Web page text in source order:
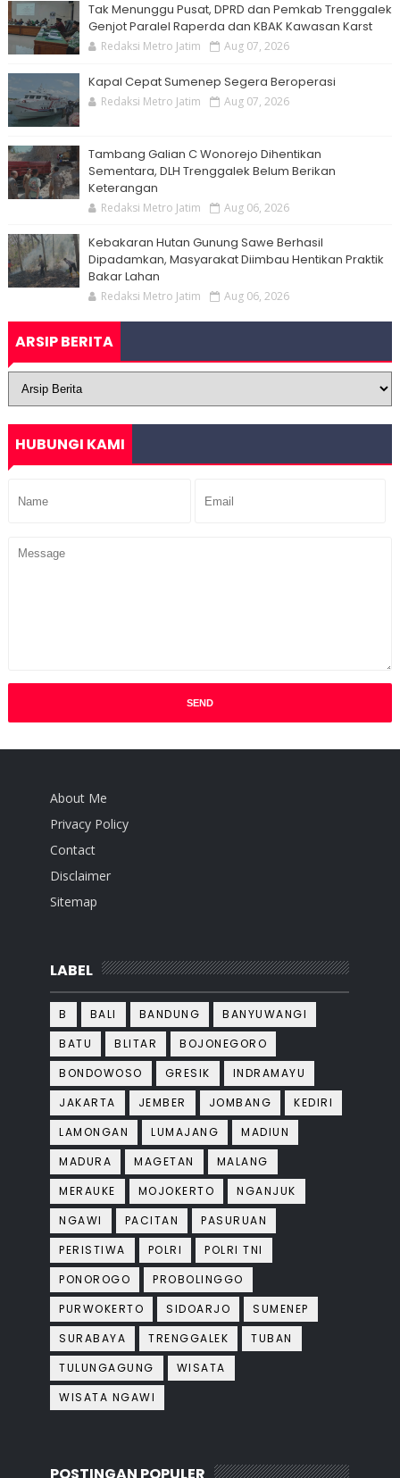
Tak Menunggu Pusat, DPRD dan Pemkab Trenggalek
Genjot Paralel Raperda dan KBAK Kawasan Karst
Redaksi Metro Jatim Aug 07, 2026
Kapal Cepat Sumenep Segera Beroperasi
Redaksi Metro Jatim Aug 07, 2026
Tambang Galian C Wonorejo Dihentikan
Sementara, DLH Trenggalek Belum Berikan
Keterangan
Redaksi Metro Jatim Aug 06, 2026
Kebakaran Hutan Gunung Sawe Berhasil
Dipadamkan, Masyarakat Diimbau Hentikan Praktik
Bakar Lahan
Redaksi Metro Jatim Aug 06, 2026
ARSIP BERITA
HUBUNGI KAMI
About Me
Privacy Policy
Contact
Disclaimer
Sitemap
LABEL
B BALI BANDUNG
BANYUWANGI
BATU
BLITAR
BOJONEGORO
BONDOWOSO
GRESIK
INDRAMAYU
JAKARTA
JEMBER JOMBANG
KEDIRI
LAMONGAN
LUMAJANG
MADIUN
MADURA
MAGETAN
MALANG
MERAUKE
MOJOKERTO
NGANJUK
NGAWI
PACITAN
PASURUAN
PERISTIWA
POLRI
POLRI TNI
PONOROGO
PROBOLINGGO
PURWOKERTO
SIDOARJO
SUMENEP
SURABAYA
TRENGGALEK
TUBAN
TULUNGAGUNG
WISATA
WISATA NGAWI